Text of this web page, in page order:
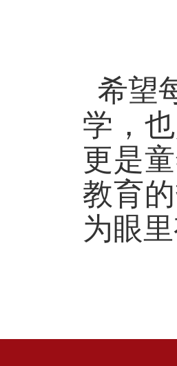
希望
学，
更是
教育
为眼